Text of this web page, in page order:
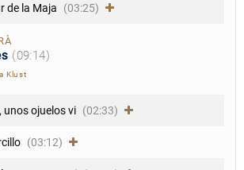
de la Maja (03:25)
(09:14)
Klust
unos ojuelos vi (02:33)
(03:12)